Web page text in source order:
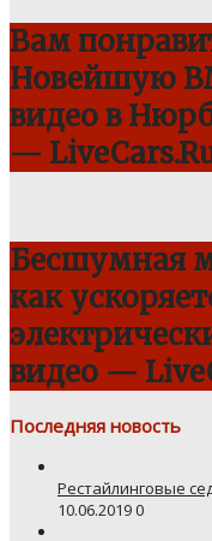
Вам
Новейшую
видео в
—
Бесшумная
как
видео —
Последняя новость
Рестайлинговые
10.06.20190